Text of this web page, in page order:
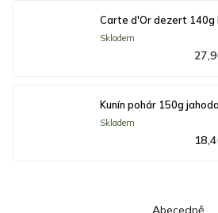
Carte d'Or dezert 140g
Skladem
Kunín pohár 150g
Skladem
Abecedně